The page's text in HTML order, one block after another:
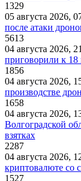
1329
05 августа 2026,
после атаки
5613
04 августа 2026,
приговорили к
1856
04 августа 2026,
производстве
1658
04 августа 2026,
Волгоградской
взятках
2287
04 августа 2026,
криптовалюте со
1527